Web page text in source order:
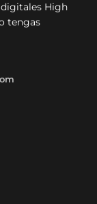
High
tengas